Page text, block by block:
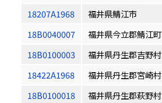
18207A1968
福井県鯖江市
18B0040007
福井県今立郡鯖江町
18B0100003
福井県丹生郡吉野村
18422A1968
福井県丹生郡宮崎村
18B0100018
福井県丹生郡萩野村